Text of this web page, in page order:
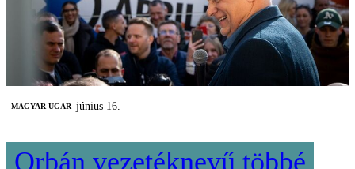
MAGYAR UGAR június 16.
Orbán vezetéknevű többé